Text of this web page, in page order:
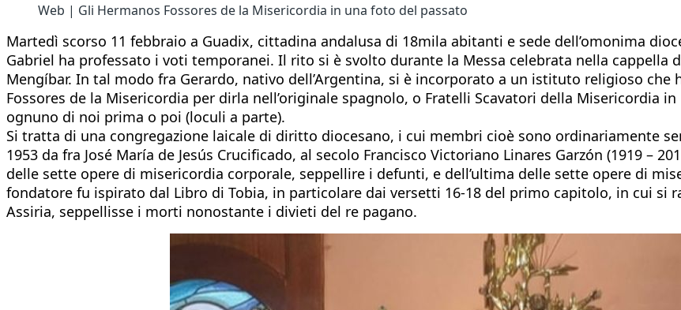
Web | Gli Hermanos Fossores de la Misericordia in una foto del passato
Martedì scorso 11 febbraio a Guadix, cittadina andalusa di 18mila abitanti e sede dell’omonima
Gabriel ha professato i voti temporanei. Il rito si è svolto durante la Messa celebrata nella cappella
Mengíbar. In tal modo fra Gerardo, nativo dell’Argentina, si è incorporato a un istituto religioso che
Fossores de la Misericordia per dirla nell’originale spagnolo, o Fratelli Scavatori della Misericordia
ognuno di noi prima o poi (loculi a parte).
Si tratta di una congregazione laicale di diritto diocesano, i cui membri cioè sono ordinariamente
1953 da fra José María de Jesús Crucificado, al secolo Francisco Victoriano Linares Garzón (1919 –
delle sette opere di misericordia corporale, seppellire i defunti, e dell’ultima delle sette opere di
fondatore fu ispirato dal Libro di Tobia, in particolare dai versetti 16-18 del primo capitolo, in cui si
Assiria, seppellisse i morti nonostante i divieti del re pagano.